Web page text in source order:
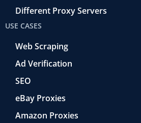
Different Proxy Servers
USE CASES
Web Scraping
Ad Verification
SEO
eBay Proxies
Amazon Proxies